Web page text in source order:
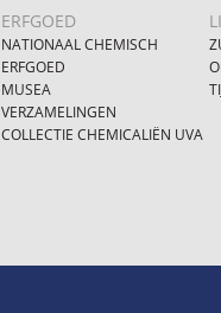
ERFGOED
NATIONAAL CHEMISCH
ERFGOED
MUSEA
VERZAMELINGEN
COLLECTIE CHEMICALIËN UVA